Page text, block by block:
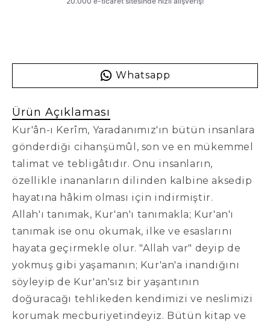
Whatsapp
Ürün Açıklaması
Kur'ân-ı Kerîm, Yaradanımız'ın bütün insanlara
gönderdiği cihanşümûl, son ve en mükemmel
talimat ve tebligâtıdır. Onu insanların,
özellikle inananların dilinden kalbine aksedip
hayatına hâkim olması için indirmiştir.
Allah'ı tanımak, Kur'an'ı tanımakla; Kur'an'ı
tanımak ise onu okumak, ilke ve esaslarını
hayata geçirmekle olur. "Allah var" deyip de
yokmuş gibi yaşamanın; Kur'an'a inandığını
söyleyip de Kur'an'sız bir yaşantının
doğuracağı tehlikeden kendimizi ve neslimizi
korumak mecburiyetindeyiz. Bütün kitap ve